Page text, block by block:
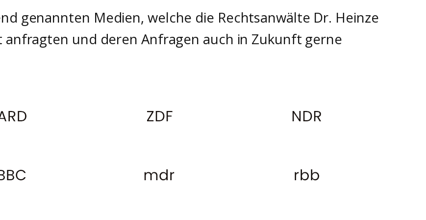
genannten Medien, welche die Rechtsanwälte Dr. Heinze
anfragten und deren Anfragen auch in Zukunft gerne